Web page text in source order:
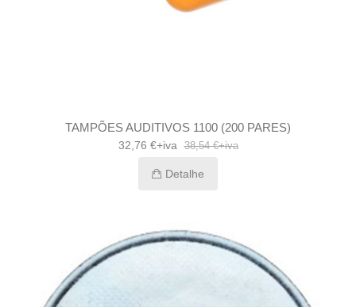
TAMPÕES AUDITIVOS 1100 (200 PARES)
32,76 €+iva 38,54 €+iva
Detalhe